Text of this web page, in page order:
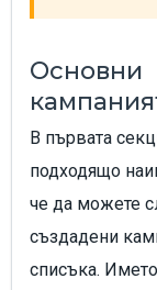
В първата
подходящо
че да можете
създадени
списъка.